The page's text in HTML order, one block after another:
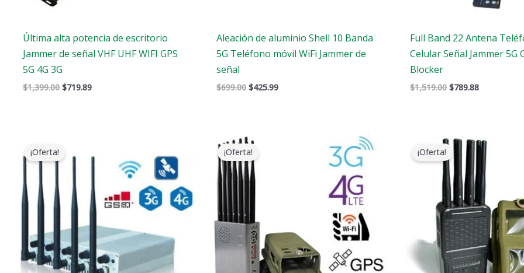
Última alta potencia de escritorio
Jammer de señal VHF UHF WIFI GPS
5G 4G 3G
$1,399.00 $719.89
Aleación de aluminio Shell 10 Banda
5G Teléfono móvil WiFi Jammer de
señal
$699.00 $425.99
Full Band 22 Antena
Celular Señal Jammer 5G
Blocker
$1,519.00 $789.88
¡Oferta!
precios:
$316.89
$385.48
¡Oferta! ¡Oferta!
El
precio
original
era:
$769.00.
precio
actual
es:
$426.69.